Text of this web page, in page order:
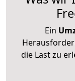
Ein
die Last zu